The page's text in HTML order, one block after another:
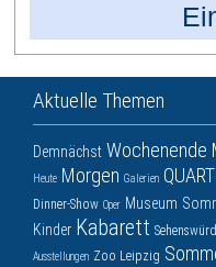
Aktuelle Themen
Demnächst Wochenende
Heute Morgen Galerien
Dinner-Show Oper Museum
Kinder Kabarett
Ausstellungen Zoo Leipzig